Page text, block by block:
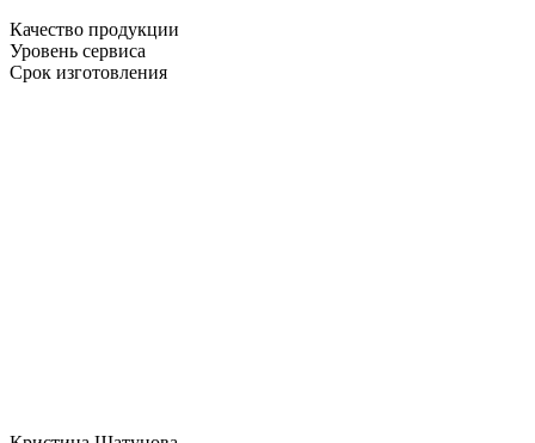
Качество продукции
Уровень сервиса
Срок изготовления